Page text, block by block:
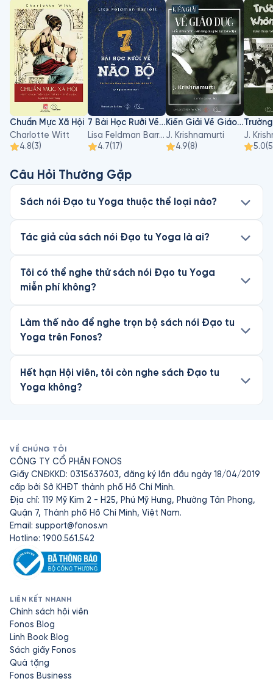
Chuẩn Mực Xã Hội
Charlotte Witt
4.8(3)
7 Bài Học Rưỡi Về Não Bộ
Lisa Feldman Barrett
4.7(17)
Kiến Giải Về Giáo Dục
J. Krishnamurti
4.9(8)
J.
5.0(5
Câu Hỏi Thường Gặp
Sách nói Đạo tu Yoga thuộc thể loại nào?
Tác giả của sách nói Đạo tu Yoga là ai?
Tôi có thể nghe thử sách nói Đạo tu Yoga
miễn phí không?
Làm thế nào để nghe trọn bộ sách nói Đạo tu
Yoga trên Fonos?
Hết hạn Hội viên, tôi còn nghe sách Đạo tu
Yoga không?
VỀ CHÚNG TÔI
CÔNG TY CỔ PHẦN FONOS
Giấy CNĐKKD: 0315637603, đăng ký lần đầu ngày 18/04/2019
cấp bởi Sở KHĐT thành phố Hồ Chí Minh.
Địa chỉ: 119 Mỹ Kim 2 - H25, Phú Mỹ Hưng, Phường Tân Phong,
Quận 7, Thành phố Hồ Chí Minh, Việt Nam.
Email: support@fonos.vn
Hotline: 1900.561.542
LIÊN KẾT NHANH
Chính sách hội viên
Fonos Blog
Linh Book Blog
Sách giấy Fonos
Quà tặng
Fonos Business